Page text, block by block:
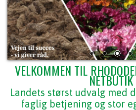
VELKOMMEN TIL
NETBUTIK
Landets størst udvalg med
faglig betjening og stor